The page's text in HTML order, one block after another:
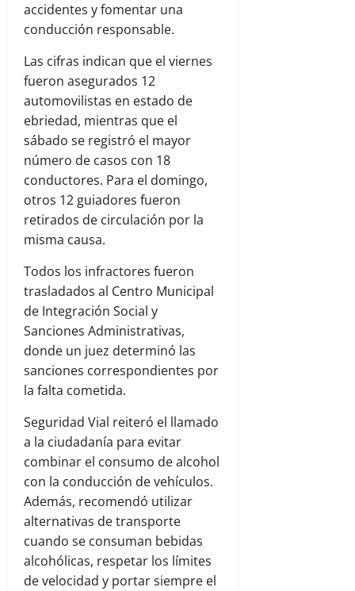
accidentes y fomentar una
conducción responsable.
Las cifras indican que el viernes
fueron asegurados 12
automovilistas en estado de
ebriedad, mientras que el
sábado se registró el mayor
número de casos con 18
conductores. Para el domingo,
otros 12 guiadores fueron
retirados de circulación por la
misma causa.
Todos los infractores fueron
trasladados al Centro Municipal
de Integración Social y
Sanciones Administrativas,
donde un juez determinó las
sanciones correspondientes por
la falta cometida.
Seguridad Vial reiteró el llamado
a la ciudadanía para evitar
combinar el consumo de alcohol
con la conducción de vehículos.
Además, recomendó utilizar
alternativas de transporte
cuando se consuman bebidas
alcohólicas, respetar los límites
de velocidad y portar siempre el